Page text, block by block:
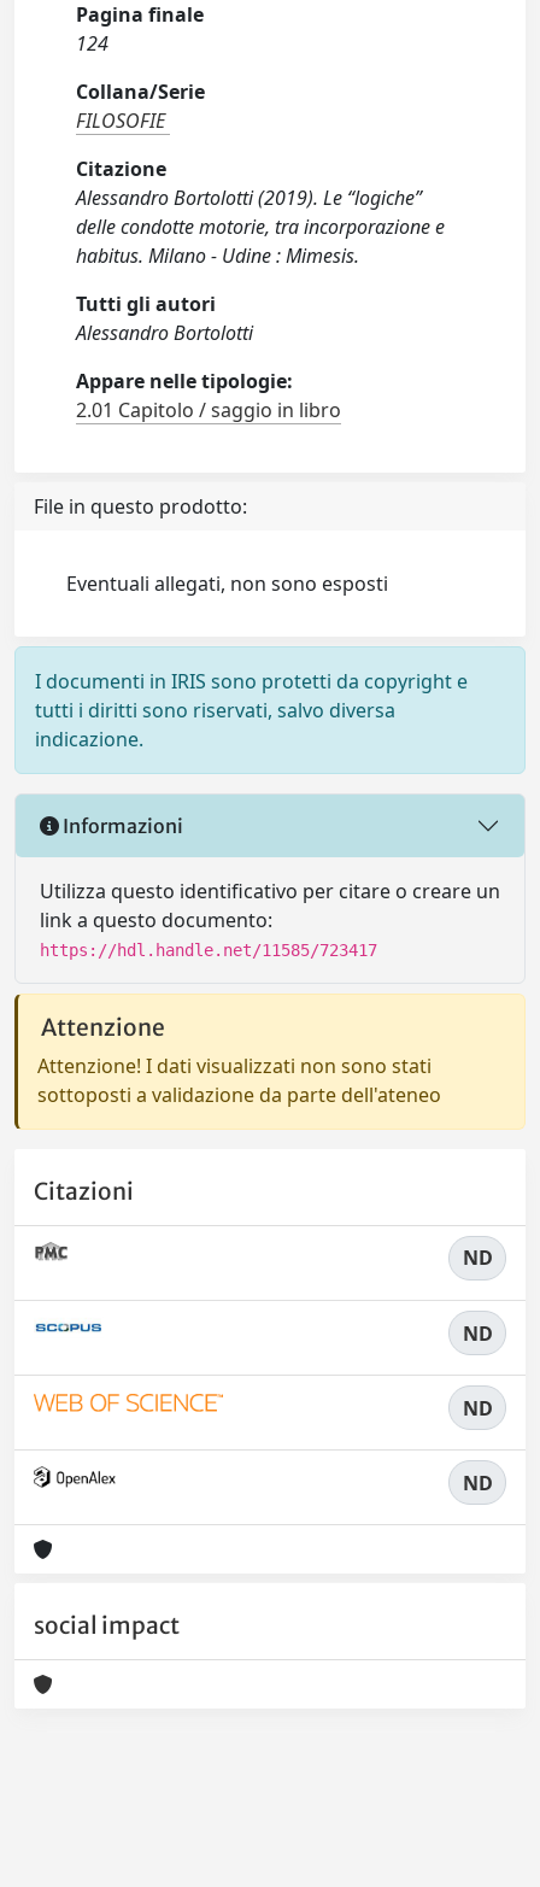
Pagina finale
124
Collana/Serie
FILOSOFIE
Citazione
Alessandro Bortolotti (2019). Le “logiche”
delle condotte motorie, tra incorporazione e
habitus. Milano - Udine : Mimesis.
Tutti gli autori
Alessandro Bortolotti
Appare nelle tipologie:
2.01 Capitolo / saggio in libro
File in questo prodotto:
Eventuali allegati, non sono esposti
I documenti in IRIS sono protetti da copyright e
tutti i diritti sono riservati, salvo diversa
indicazione.
Informazioni
Utilizza questo identificativo per citare o creare un
link a questo documento:
https://hdl.handle.net/11585/723417
Attenzione
Attenzione! I dati visualizzati non sono stati
sottoposti a validazione da parte dell'ateneo
Citazioni
ND
ND
ND
ND
social impact